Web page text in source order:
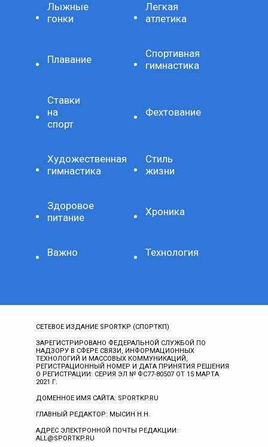
Лыжные
гонки
Легкая
атлетика
Плавание
Спортивная
гимнастика
Ставки
на
спорт
Фехтование
Художественная
гимнастика
Стиль
жизни
Здоровое
питание
Хроника
Важно Технология
СЕТЕВОЕ ИЗДАНИЕ SPORTKP (СПОРТКП)
ЗАРЕГИСТРИРОВАНО ФЕДЕРАЛЬНОЙ СЛУЖБОЙ ПО
НАДЗОРУ В СФЕРЕ СВЯЗИ, ИНФОРМАЦИОННЫХ
ТЕХНОЛОГИЙ И МАССОВЫХ КОММУНИКАЦИЙ,
РЕГИСТРАЦИОННЫЙ НОМЕР И ДАТА ПРИНЯТИЯ РЕШЕНИЯ
О РЕГИСТРАЦИИ: СЕРИЯ ЭЛ № ФС77-80507 ОТ 15 МАРТА
2021 Г.
ДОМЕННОЕ ИМЯ САЙТА: SPORTKP.RU
ГЛАВНЫЙ РЕДАКТОР: МЫСИН Н.Н.
АДРЕС ЭЛЕКТРОННОЙ ПОЧТЫ РЕДАКЦИИ:
ALL@SPORTKP.RU